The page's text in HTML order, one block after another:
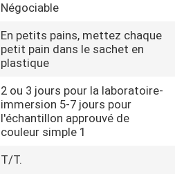
Négociable
En petits pains, mettez chaque
petit pain dans le sachet en
plastique
2 ou 3 jours pour la laboratoire-
immersion 5-7 jours pour
l'échantillon approuvé de
couleur simple 1
T/T.